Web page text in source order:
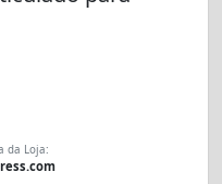
da Loja: